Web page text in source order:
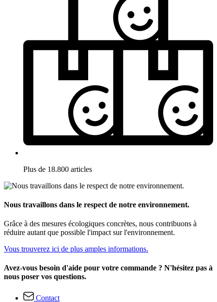
Plus de 18.800 articles
Nous travaillons dans le respect de notre environnement.
Grâce à des mesures écologiques concrètes, nous contribuons à
réduire autant que possible l'impact sur l'environnement.
Vous trouverez ici de plus amples informations.
Avez-vous besoin d'aide pour votre commande ? N'hésitez pas à
nous poser vos questions.
Contact